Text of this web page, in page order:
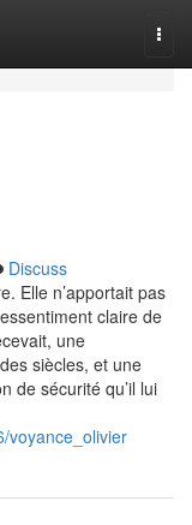
Discuss
Elle n’apportait pas
claire de
une
siècles, et une
de sécurité qu’il lui
voyance_olivier